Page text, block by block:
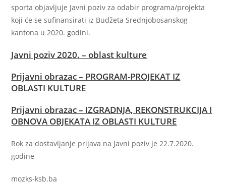
sporta objavljuje Javni poziv za odabir programa/projekta
koji će se sufinansirati iz Budžeta Srednjobosanskog
kantona u 2020. godini.
Javni poziv 2020. – oblast kulture
Prijavni obrazac – PROGRAM-PROJEKAT IZ
OBLASTI KULTURE
Prijavni obrazac – IZGRADNJA, REKONSTRUKCIJA I
OBNOVA OBJEKATA IZ OBLASTI KULTURE
Rok za dostavljanje prijava na Javni poziv je 22.7.2020.
godine
mozks-ksb.ba